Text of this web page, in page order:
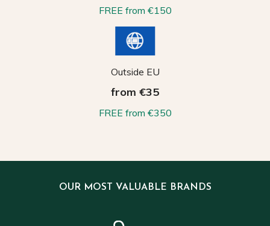
FREE from €150
Outside EU
from €35
FREE from €350
OUR MOST VALUABLE BRANDS